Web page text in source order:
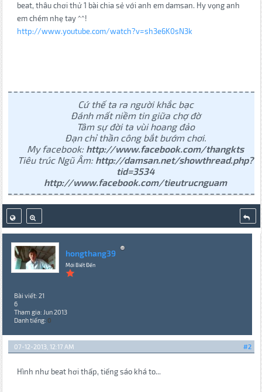
beat, thâu chơi thử 1 bài chia sẻ với anh em damsan. Hy vọng anh
em chém nhẹ tay ^^!
http://www.youtube.com/watch?v=sh3e6K0sN3k
Cứ thế ta ra người khắc bạc
Đánh mất niềm tin giữa chợ đờ
Tâm sự đời ta vùi hoang đảo
Đạn chỉ thần công bắt bướm chơi.
My facebook: http://www.facebook.com/thangkts
Tiêu trúc Ngũ Âm: http://damsan.net/showthread.php?
tid=3534
http://www.facebook.com/tieutrucnguam
hongthang39
Mới Biết Đến
Bài viết: 21
6
Tham gia: Jun 2013
Danh tiếng: 0
#2
07-12-2013, 12:17 AM
Hình như beat hơi thấp, tiếng sáo khá to...